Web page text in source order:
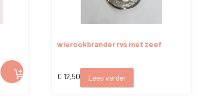
wierookbrander rvs met zeef
€ 12,50 Lees verder